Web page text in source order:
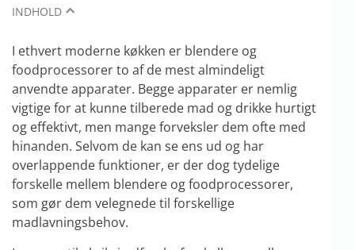
INDHOLD
I ethvert moderne køkken er blendere og
foodprocessorer to af de mest almindeligt
anvendte apparater. Begge apparater er nemlig
vigtige for at kunne tilberede mad og drikke hurtigt
og effektivt, men mange forveksler dem ofte med
hinanden. Selvom de kan se ens ud og har
overlappende funktioner, er der dog tydelige
forskelle mellem blendere og foodprocessorer,
som gør dem velegnede til forskellige
madlavningsbehov.